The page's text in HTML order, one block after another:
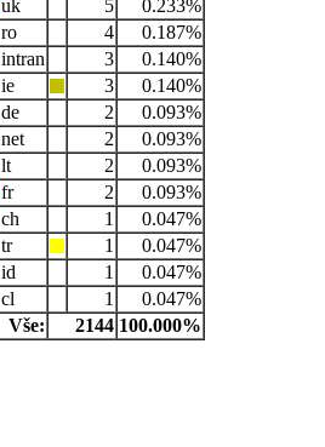
uk
5
0.233%
ro
4
0.187%
intran
3
0.140%
ie
3
0.140%
de
2
0.093%
net
2
0.093%
lt
2
0.093%
fr
2
0.093%
ch
1
0.047%
tr
1
0.047%
id
1
0.047%
cl
1
0.047%
Vše:
2144 100.000%